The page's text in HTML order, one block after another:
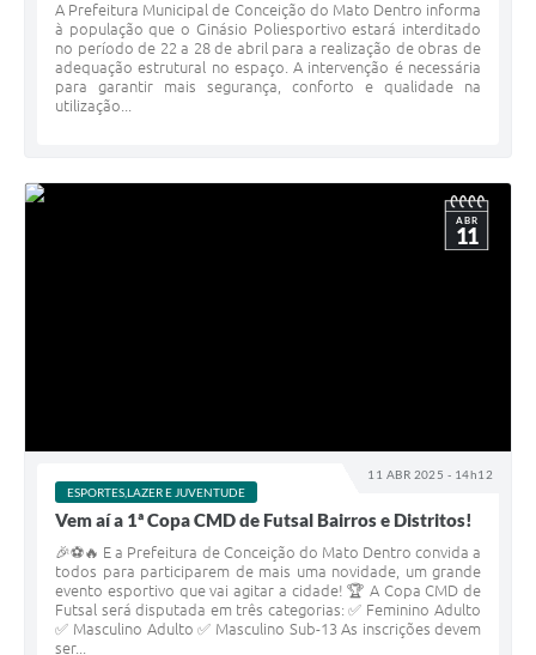
A Prefeitura Municipal de Conceição do Mato Dentro informa
à população que o Ginásio Poliesportivo estará interditado
no período de 22 a 28 de abril para a realização de obras de
adequação estrutural no espaço. A intervenção é necessária
para garantir mais segurança, conforto e qualidade na
utilização...
11 ABR 2025 - 14h12
ABR
11
ESPORTES,LAZER E JUVENTUDE
Vem aí a 1ª Copa CMD de Futsal Bairros e Distritos!
🎉⚽🔥 E a Prefeitura de Conceição do Mato Dentro convida a
todos para participarem de mais uma novidade, um grande
evento esportivo que vai agitar a cidade! 🏆 A Copa CMD de
Futsal será disputada em três categorias: ✅ Feminino Adulto
✅ Masculino Adulto ✅ Masculino Sub-13 As inscrições devem
ser...